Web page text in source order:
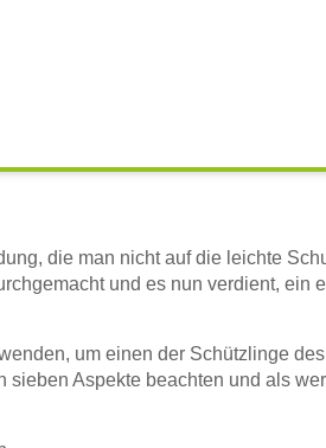
die man nicht auf die leichte
und es nun verdient, ein
um einen der Schützlinge des
Aspekte beachten und als